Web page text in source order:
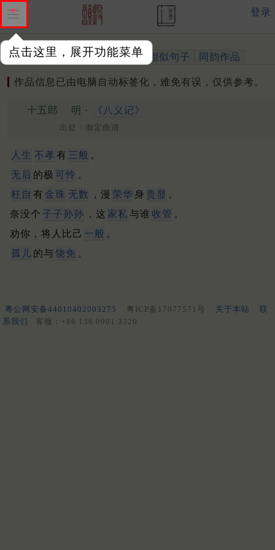
点击这里，展开功能菜单
登录
作品 标注四声 出处、引用 相似句子 同韵作品
作品信息已由电脑自动标签化，难免有误，仅供参考。
十五郎 明 · 《八义记》
出处：御定曲谱
人生 不孝 有 三般 。
无后 的极 可怜 。
枉自 有 金珠 无数 ，漫 荣华 身 贵显 。
奈没个 子子孙孙 ，这 家私 与谁 收管 。
劝你，将人比己 一般 。
孤儿 的与 饶免 。
粤公网安备44010402003275 粤ICP备17077571号 关于本站
联
系我们
客服：+86 136 0901 3320